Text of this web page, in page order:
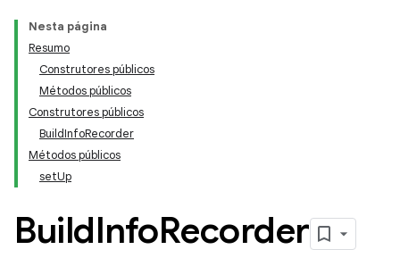
Nesta página
Resumo
Construtores públicos
Métodos públicos
Construtores públicos
BuildInfoRecorder
Métodos públicos
setUp
BuildInfoRecorder